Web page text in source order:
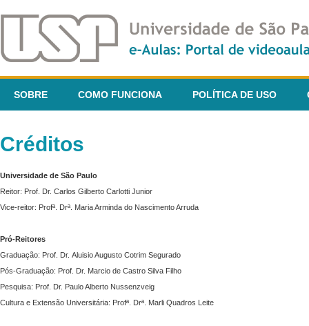
SOBRE COMO FUNCIONA POLÍTICA DE USO
Créditos
Universidade de São Paulo
Reitor: Prof. Dr. Carlos Gilberto Carlotti Junior
Vice-reitor: Profª. Drª. Maria Arminda do Nascimento Arruda
Pró-Reitores
Graduação: Prof. Dr. Aluisio Augusto Cotrim Segurado
Pós-Graduação: Prof. Dr. Marcio de Castro Silva Filho
Pesquisa: Prof. Dr. Paulo Alberto Nussenzveig
Cultura e Extensão Universitária: Profª. Drª. Marli Quadros Leite